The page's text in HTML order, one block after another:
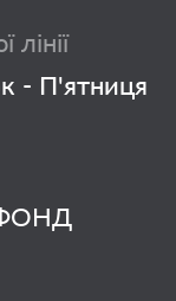
лінії
- П'ятниця